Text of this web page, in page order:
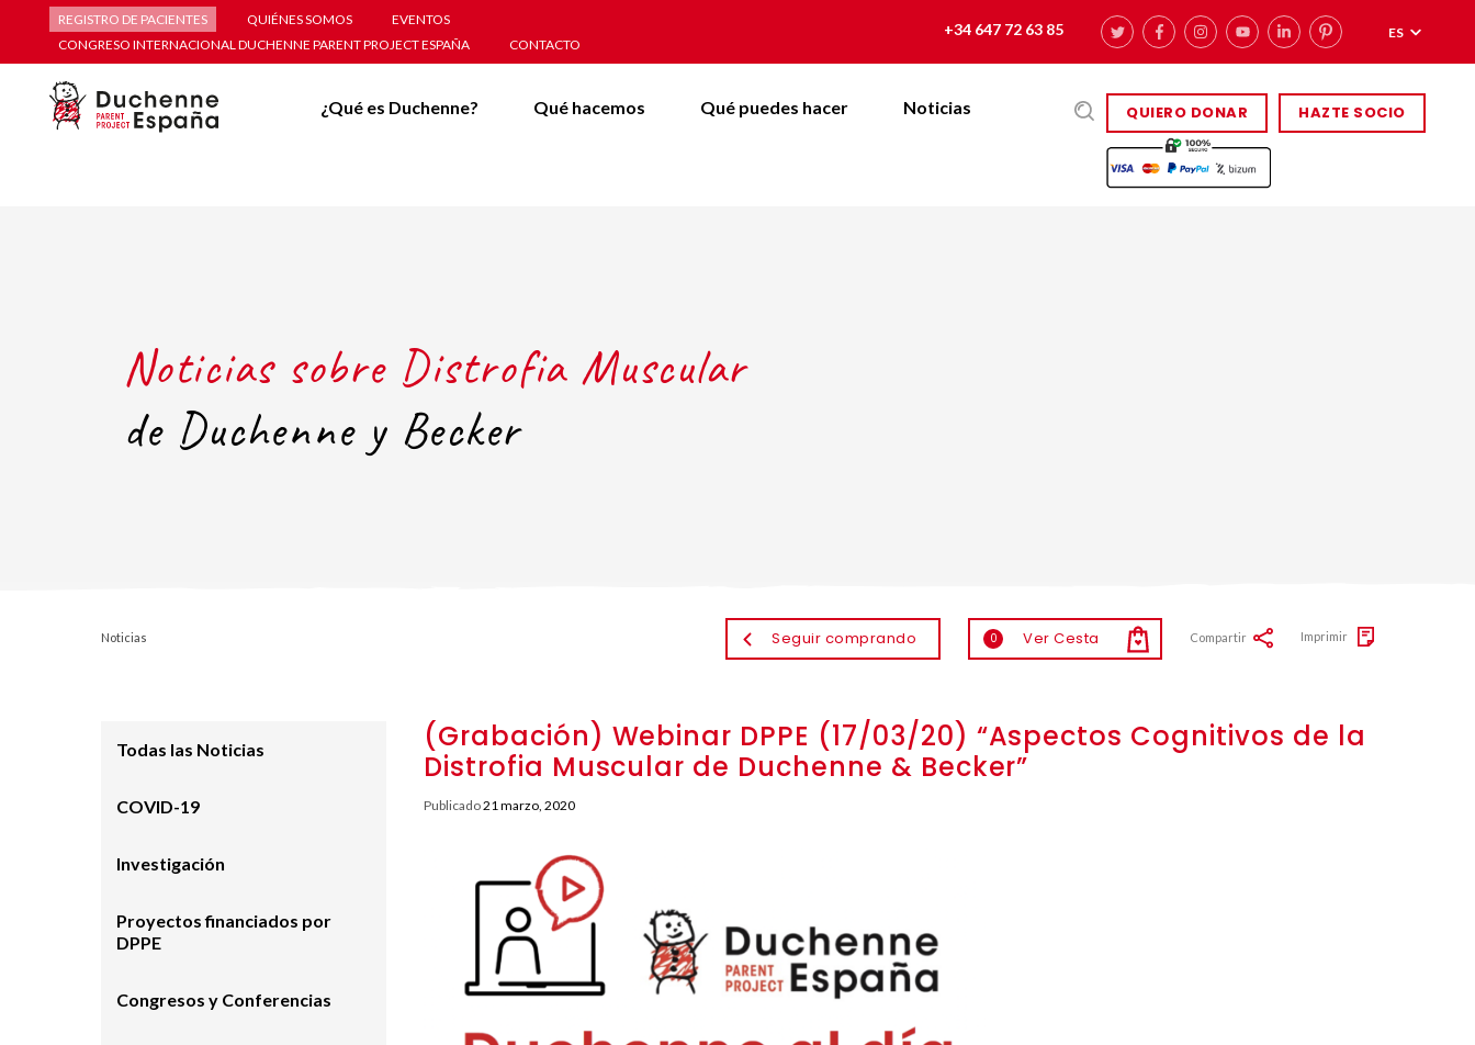
REGISTRO DE PACIENTES QUIÉNES SOMOS
EVENTOS
CONGRESO INTERNACIONAL DUCHENNE PARENT PROJECT ESPAÑA
CONTACTO
+34 647 72 63 85 ES
QUIERO DONAR HAZTE SOCIO
¿Qué es Duchenne? Qué hacemos Qué puedes hacer Noticias
Noticias sobre Distrofia Muscular
de Duchenne y Becker
Noticias Seguir comprando 0 Ver Cesta Compartir Imprimir
(Grabación) Webinar DPPE (17/03/20) “Aspectos Cognitivos de la
Distrofia Muscular de Duchenne & Becker”
Publicado21 marzo, 2020
Todas las Noticias
COVID-19
Investigación
Proyectos financiados por
DPPE
Congresos y Conferencias